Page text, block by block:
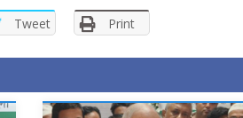
Tweet Print